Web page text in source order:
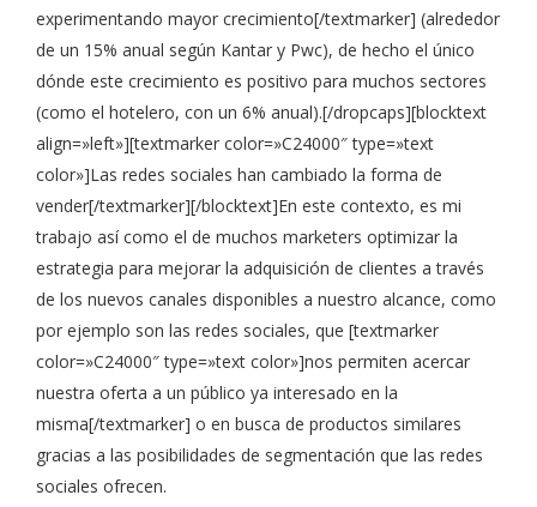
experimentando mayor crecimiento[/textmarker] (alrededor
de un 15% anual según Kantar y Pwc), de hecho el único
dónde este crecimiento es positivo para muchos sectores
(como el hotelero, con un 6% anual).[/dropcaps][blocktext
align=»left»][textmarker color=»C24000″ type=»text
color»]Las redes sociales han cambiado la forma de
vender[/textmarker][/blocktext]En este contexto, es mi
trabajo así como el de muchos marketers optimizar la
estrategia para mejorar la adquisición de clientes a través
de los nuevos canales disponibles a nuestro alcance, como
por ejemplo son las redes sociales, que [textmarker
color=»C24000″ type=»text color»]nos permiten acercar
nuestra oferta a un público ya interesado en la
misma[/textmarker] o en busca de productos similares
gracias a las posibilidades de segmentación que las redes
sociales ofrecen.